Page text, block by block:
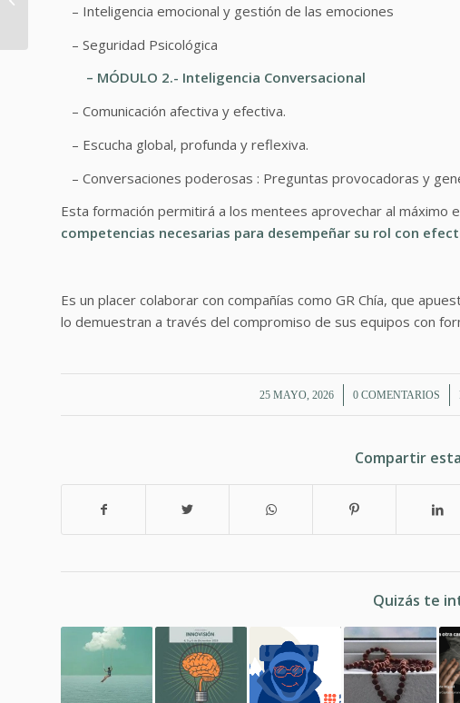
– Inteligencia emocional y gestión de las emociones
– Seguridad Psicológica
– MÓDULO 2.- Inteligencia Conversacional
– Comunicación afectiva y efectiva.
– Escucha global, profunda y reflexiva.
– Conversaciones poderosas : Preguntas provocadoras y
Esta formación permitirá a los mentees aprovechar al máximo
competencias necesarias para desempeñar su rol con
Es un placer colaborar con compañías como GR Chía, que
lo demuestran a través del compromiso de sus equipos con
25 MAYO, 2026
/ 0 COMENTARIOS
/
Compartir
Quizás te
el mentoring